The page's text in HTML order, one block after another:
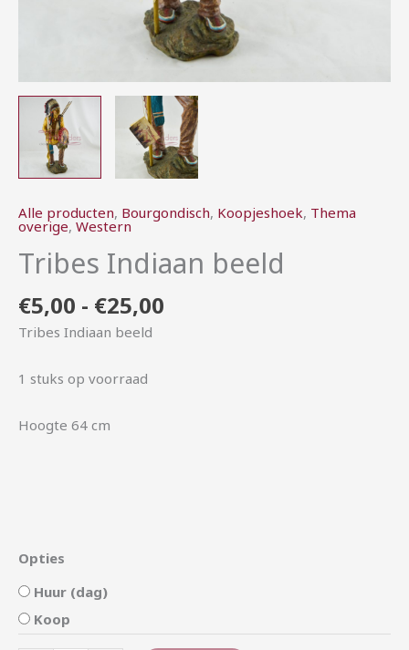
Alle producten, Bourgondisch, Koopjeshoek, Thema
overige, Western
Tribes Indiaan beeld
€5,00 - €25,00
Tribes Indiaan beeld
1 stuks op voorraad
Hoogte 64 cm
Opties
Huur (dag)
Koop